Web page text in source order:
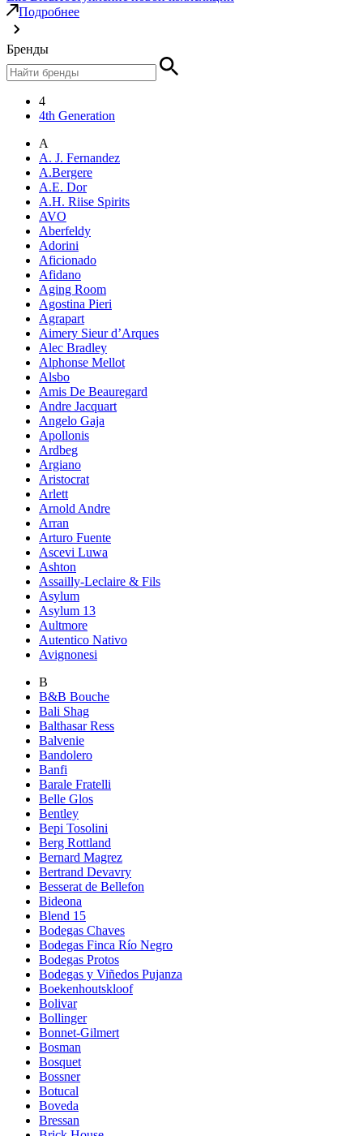
Подробнее
Бренды
4
4th Generation
A
A. J. Fernandez
A.Bergere
A.E. Dor
A.H. Riise Spirits
AVO
Aberfeldy
Adorini
Aficionado
Afidano
Aging Room
Agostina Pieri
Agrapart
Aimery Sieur d’Arques
Alec Bradley
Alphonse Mellot
Alsbo
Amis De Beauregard
Andre Jacquart
Angelo Gaja
Apollonis
Ardbeg
Argiano
Aristocrat
Arlett
Arnold Andre
Arran
Arturo Fuente
Ascevi Luwa
Ashton
Assailly-Leclaire & Fils
Asylum
Asylum 13
Aultmore
Autentico Nativo
Avignonesi
B
B&B Bouche
Bali Shag
Balthasar Ress
Balvenie
Bandolero
Banfi
Barale Fratelli
Belle Glos
Bentley
Bepi Tosolini
Berg Rottland
Bernard Magrez
Bertrand Devavry
Besserat de Bellefon
Bideona
Blend 15
Bodegas Chaves
Bodegas Finca Río Negro
Bodegas Protos
Bodegas y Viñedos Pujanza
Boekenhoutskloof
Bolivar
Bollinger
Bonnet-Gilmert
Bosman
Bosquet
Bossner
Botucal
Boveda
Bressan